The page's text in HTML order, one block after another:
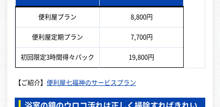
便利屋プラン 8,800円
便利屋定期プラン 7,700円
初回限定3時間得々パック 19,800円
【ご紹介】 便利屋七福神のサービスプラン